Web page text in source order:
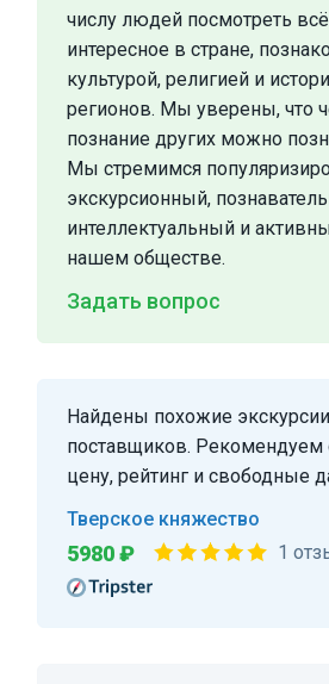
числу людей посмотреть
интересное в стране,
культурой, религией и
регионов. Мы уверены, что
познание других можно
Мы стремимся
экскурсионный,
интеллектуальный и
нашем обществе.
Задать вопрос
Найдены похожие
поставщиков. Рекомендуем
цену, рейтинг и свободные
Тверское княжество
5980 ₽ 1